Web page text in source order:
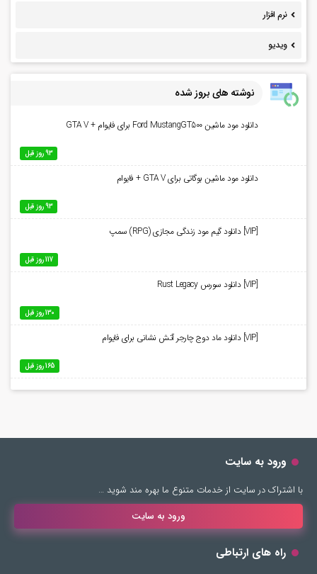
نرم افزار
ویدیو
نوشته های بروز شده
دانلود مود ماشین Ford MustangGT500 برای فایوام + GTA V
93 روز قبل
دانلود مود ماشین بوگاتی برای GTA V + فایوام
93 روز قبل
[VIP] دانلود گیم مود زندگی مجازی (RPG) سمپ
117 روز قبل
[VIP] دانلود سورس Rust Legacy
130 روز قبل
[VIP] دانلود ماد دوج چارجر آتش نشانی برای فایوام
165 روز قبل
ورود به سایت
با اشتراک در سایت از خدمات متنوع ما بهره مند شوید …
ورود به سایت
راه های ارتباطی